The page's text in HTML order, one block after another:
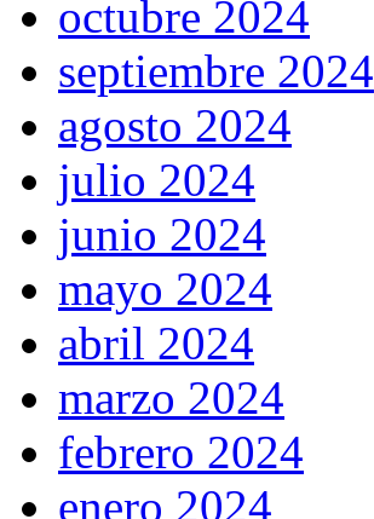
octubre 2024
septiembre 2024
agosto 2024
julio 2024
junio 2024
mayo 2024
abril 2024
marzo 2024
febrero 2024
enero 2024